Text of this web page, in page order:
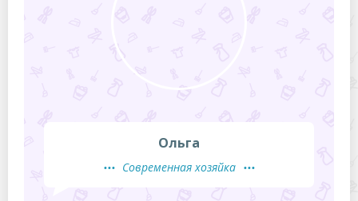
Ольга
Современная хозяйка